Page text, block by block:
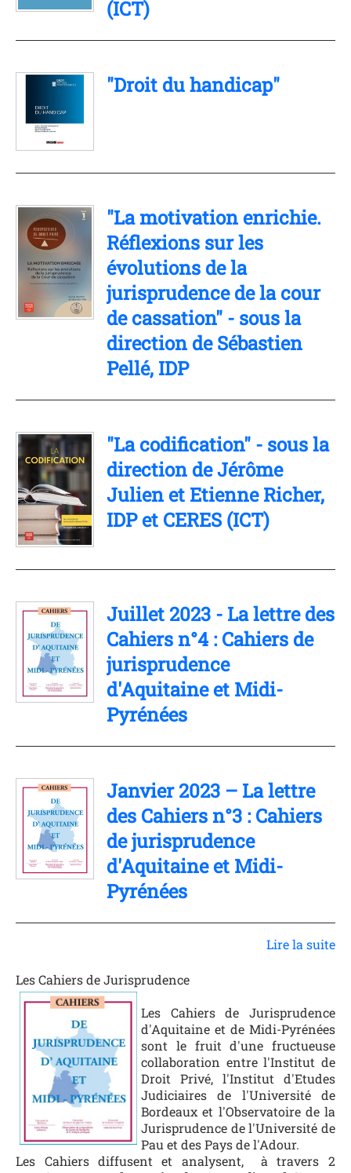
(ICT)
"Droit du handicap"
"La motivation enrichie.
Réflexions sur les
évolutions de la
jurisprudence de la cour
de cassation" - sous la
direction de Sébastien
Pellé, IDP
"La codification" - sous la
direction de Jérôme
Julien et Etienne Richer,
IDP et CERES (ICT)
Juillet 2023 - La lettre des
Cahiers n°4 : Cahiers de
jurisprudence
d'Aquitaine et Midi-
Pyrénées
Janvier 2023 – La lettre
des Cahiers n°3 : Cahiers
de jurisprudence
d'Aquitaine et Midi-
Pyrénées
Lire la suite
Les Cahiers de Jurisprudence
Les Cahiers de Jurisprudence
d'Aquitaine et de Midi-Pyrénées
sont le fruit d'une fructueuse
collaboration entre l'Institut de
Droit Privé, l'Institut d'Etudes
Judiciaires de l'Université de
Bordeaux et l'Observatoire de la
Jurisprudence de l'Université de
Pau et des Pays de l'Adour.
Les Cahiers diffusent et analysent, à travers 2